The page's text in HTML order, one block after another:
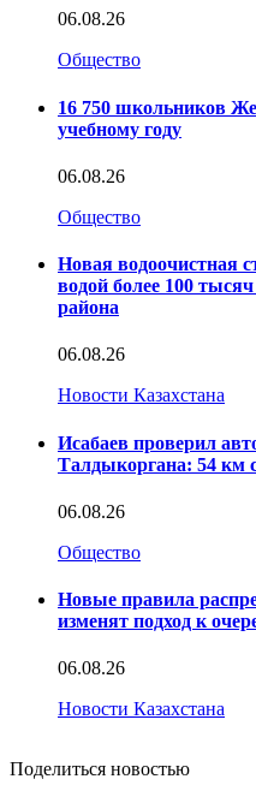
06.08.26
Общество
16 750 школьников
учебному году
06.08.26
Общество
Новая водоочистная
водой более 100
района
06.08.26
Новости Казахстана
Исабаев проверил
Талдыкоргана: 54 км
06.08.26
Общество
Новые правила
изменят подход к
06.08.26
Новости Казахстана
Поделиться новостью